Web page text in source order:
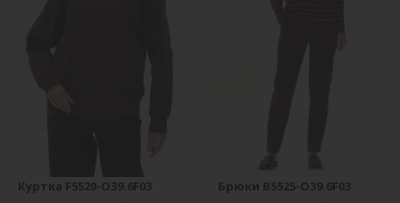
Куртка F5520-O39.6F03 Брюки B5525-O39.6F03